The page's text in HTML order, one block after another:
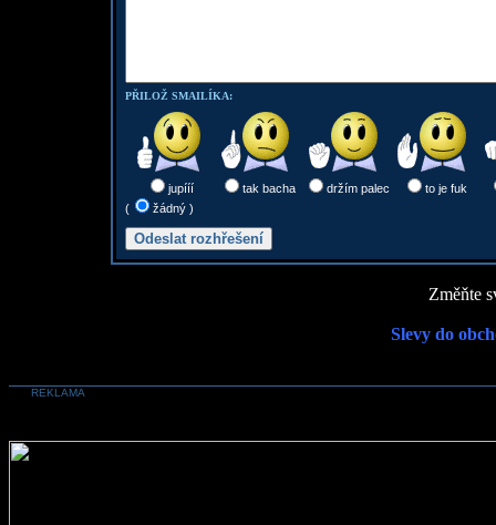
PŘILOŽ SMAILÍKA:
jupííí tak bacha držím palec
to je fuk
(
žádný )
Změňte
Slevy do
REKLAMA